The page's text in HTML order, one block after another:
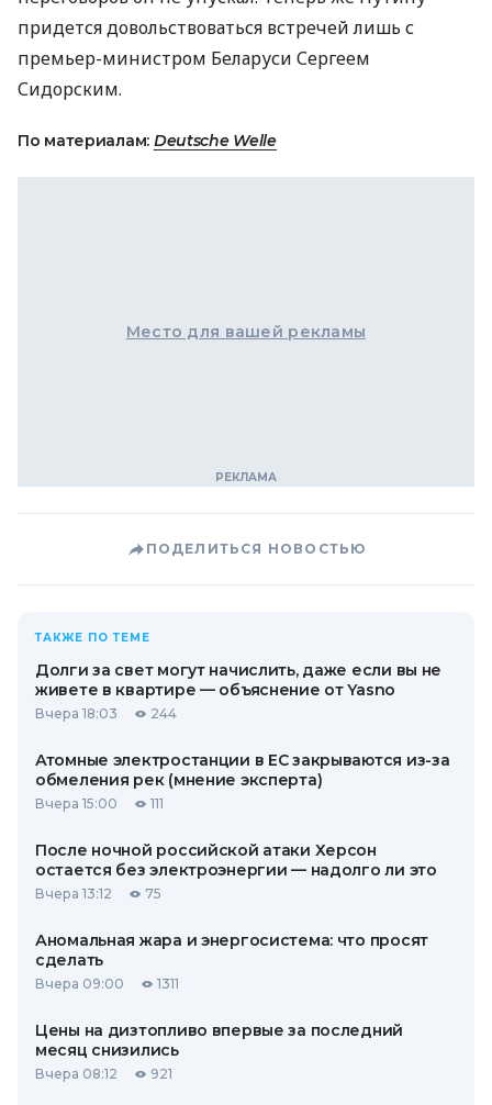
придется довольствоваться встречей лишь с
премьер-министром Беларуси Сергеем
Сидорским.
По материалам: Deutsche Welle
Место для вашей рекламы
ПОДЕЛИТЬСЯ НОВОСТЬЮ
ТАКЖЕ ПО ТЕМЕ
Долги за свет могут начислить, даже если вы не
живете в квартире — объяснение от Yasno
Вчера 18:03 244
Атомные электростанции в ЕС закрываются из-за
обмеления рек (мнение эксперта)
Вчера 15:00 111
После ночной российской атаки Херсон
остается без электроэнергии — надолго ли это
Вчера 13:12 75
Аномальная жара и энергосистема: что просят
сделать
Вчера 09:00 1311
Цены на дизтопливо впервые за последний
месяц снизились
Вчера 08:12 921